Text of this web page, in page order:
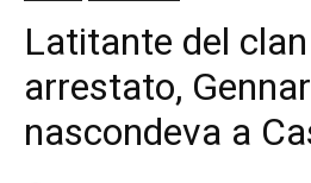
Latitante del
arrestato,
nascondeva a